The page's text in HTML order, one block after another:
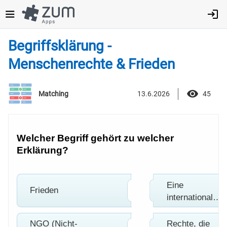
zum
Inhalt
Begriffsklärung -
Menschenrechte & Frieden
Matching 13.6.2026 45